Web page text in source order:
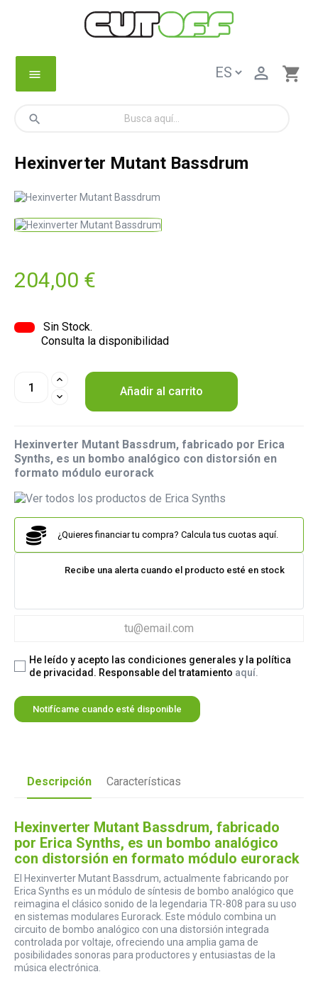
menu shopping_cart

search
Hexinverter Mutant Bassdrum
204,00 €
Sin Stock.
Consulta la disponibilidad
Añadir al carrito
Hexinverter Mutant Bassdrum, fabricado por Erica
Synths, es un bombo analógico con distorsión en
formato módulo eurorack
¿Quieres financiar tu compra? Calcula tus cuotas aquí.
Recibe una alerta cuando el producto esté en stock
He leído y acepto las condiciones generales y la política
de privacidad. Responsable del tratamiento aquí.
Notifícame cuando esté disponible
Descripción Características
Hexinverter Mutant Bassdrum, fabricado
por Erica Synths, es un bombo analógico
con distorsión en formato módulo eurorack
El Hexinverter Mutant Bassdrum, actualmente fabricando por
Erica Synths es un módulo de síntesis de bombo analógico que
reimagina el clásico sonido de la legendaria TR-808 para su uso
en sistemas modulares Eurorack. Este módulo combina un
circuito de bombo analógico con una distorsión integrada
controlada por voltaje, ofreciendo una amplia gama de
posibilidades sonoras para productores y entusiastas de la
música electrónica.